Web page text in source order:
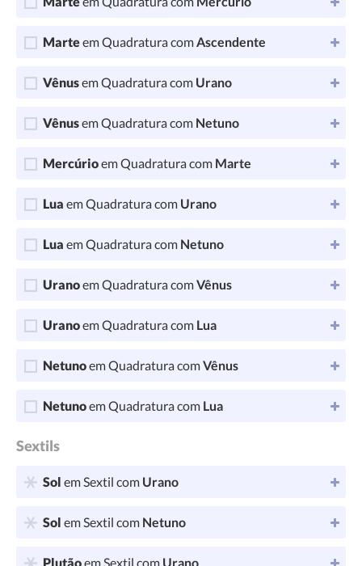
Marteem Quadratura comAscendente
Vênusem Quadratura com Urano
Vênusem Quadratura com Netuno
Mercúrioem Quadratura com Marte
Lua em Quadratura com Urano
Lua em Quadratura com Netuno
Uranoem Quadratura comVênus
Uranoem Quadratura com Lua
Netunoem Quadratura comVênus
Netunoem Quadratura com Lua
Sextils
Sol em Sextil com Urano
Sol em Sextil com Netuno
Plutãoem Sextil com Urano